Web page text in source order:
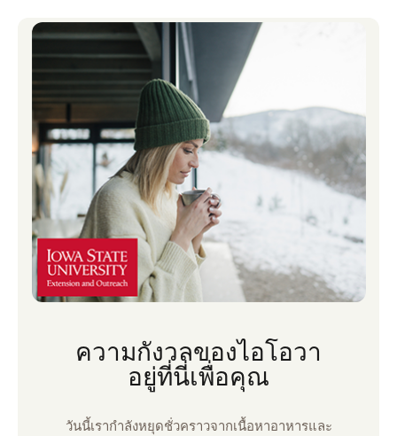
ความกังวลของไอโอวา
อยู่ที่นี่เพื่อคุณ
วันนี้เรากําลังหยุดชั่วคราวจากเนื้อหาอาหารและ